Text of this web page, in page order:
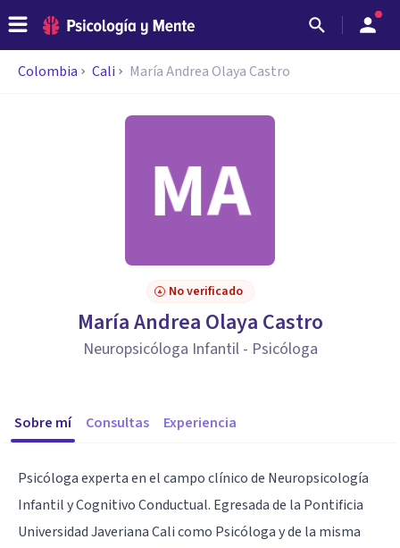
Colombia Cali María Andrea Olaya Castro
No verificado
María Andrea Olaya Castro
Neuropsicóloga Infantil - Psicóloga
Sobre mí Consultas Experiencia
Psicóloga experta en el campo clínico de Neuropsicología
Infantil y Cognitivo Conductual. Egresada de la Pontificia
Universidad Javeriana Cali como Psicóloga y de la misma